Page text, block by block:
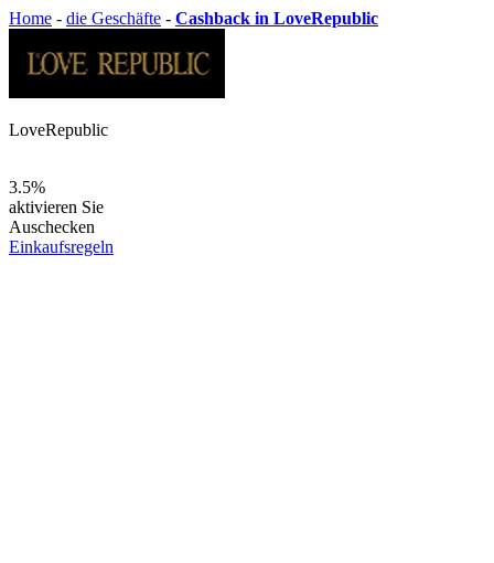
Home - die Geschäfte - Cashback in LoveRepublic
LoveRepublic
3.5%
aktivieren Sie
Auschecken
Einkaufsregeln